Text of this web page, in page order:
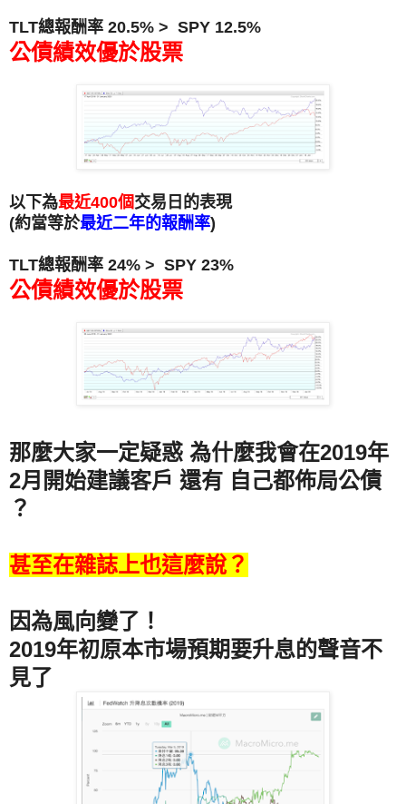
TLT總報酬率 20.5% > SPY 12.5%
公債績效優於股票
以下為最近400個交易日的表現
(約當等於最近二年的報酬率)
TLT總報酬率 24% > SPY 23%
公債績效優於股票
那麼大家一定疑惑 為什麼我會在2019年
2月開始建議客戶 還有 自己都佈局公債
？
甚至在雜誌上也這麼說？
因為風向變了！
2019年初原本市場預期要升息的聲音不
見了